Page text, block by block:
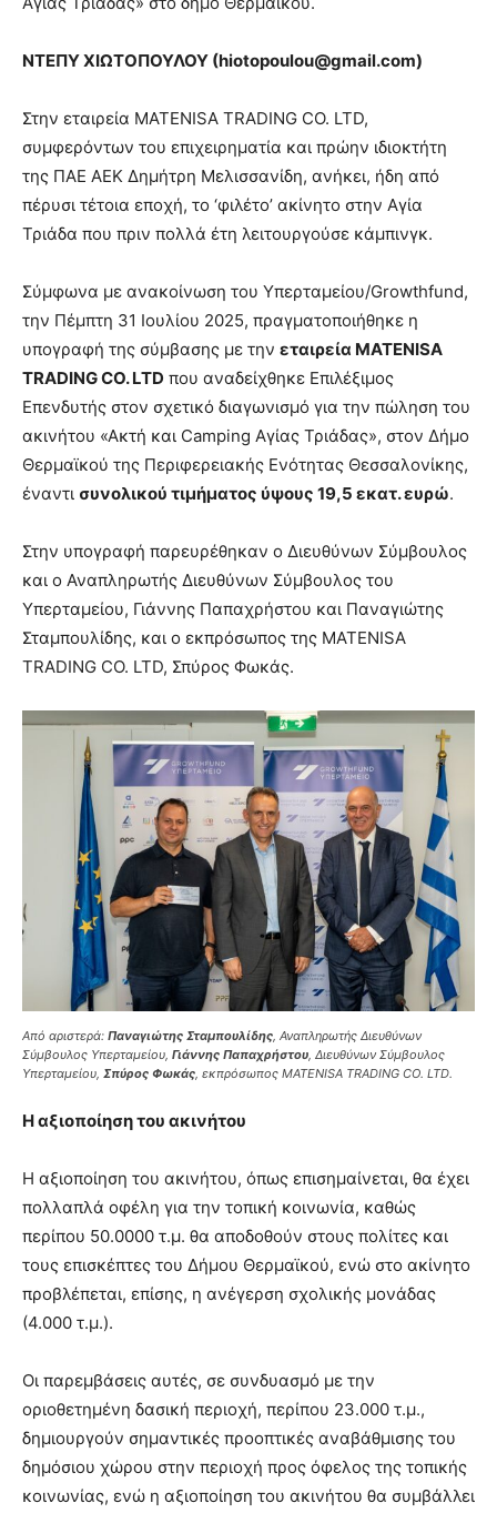
ΝΤΕΠΥ ΧΙΩΤΟΠΟΥΛΟΥ (hiotopoulou@gmail.com)
Στην εταιρεία MATENISA TRADING CO. LTD,
συμφερόντων του επιχειρηματία και πρώην ιδιοκτήτη
της ΠΑΕ ΑΕΚ Δημήτρη Μελισσανίδη, ανήκει, ήδη από
πέρυσι τέτοια εποχή, το ‘φιλέτο’ ακίνητο στην Αγία
Τριάδα που πριν πολλά έτη λειτουργούσε κάμπινγκ.
Σύμφωνα με ανακοίνωση του Υπερταμείου/Growthfund,
την Πέμπτη 31 Ιουλίου 2025, πραγματοποιήθηκε η
υπογραφή της σύμβασης με την εταιρεία MATENISA
TRADING CO. LTD που αναδείχθηκε Επιλέξιμος
Επενδυτής στον σχετικό διαγωνισμό για την πώληση του
ακινήτου «Ακτή και Camping Αγίας Τριάδας», στον Δήμο
Θερμαϊκού της Περιφερειακής Ενότητας Θεσσαλονίκης,
έναντι συνολικού τιμήματος ύψους 19,5 εκατ. ευρώ.
Στην υπογραφή παρευρέθηκαν ο Διευθύνων Σύμβουλος
και ο Αναπληρωτής Διευθύνων Σύμβουλος του
Υπερταμείου, Γιάννης Παπαχρήστου και Παναγιώτης
Σταμπουλίδης, και ο εκπρόσωπος της MATENISA
TRADING CO. LTD, Σπύρος Φωκάς.
Από αριστερά: Παναγιώτης Σταμπουλίδης , Αναπληρωτής Διευθύνων
Σύμβουλος Υπερταμείου, Γιάννης Παπαχρήστου , Διευθύνων Σύμβουλος
Υπερταμείου, Σπύρος Φωκάς , εκπρόσωπος MATENISA TRADING CO. LTD.
Η αξιοποίηση του ακινήτου
Η αξιοποίηση του ακινήτου, όπως επισημαίνεται, θα έχει
πολλαπλά οφέλη για την τοπική κοινωνία, καθώς
περίπου 50.0000 τ.μ. θα αποδοθούν στους πολίτες και
τους επισκέπτες του Δήμου Θερμαϊκού, ενώ στο ακίνητο
προβλέπεται, επίσης, η ανέγερση σχολικής μονάδας
(4.000 τ.μ.).
Οι παρεμβάσεις αυτές, σε συνδυασμό με την
οριοθετημένη δασική περιοχή, περίπου 23.000 τ.μ.,
δημιουργούν σημαντικές προοπτικές αναβάθμισης του
δημόσιου χώρου στην περιοχή προς όφελος της τοπικής
κοινωνίας, ενώ η αξιοποίηση του ακινήτου θα συμβάλλει